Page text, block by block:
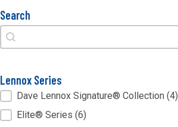
Search
Search
Search
Lennox Series
Lennox Series
Dave Lennox Signature® Collection (4)
Elite® Series (6)